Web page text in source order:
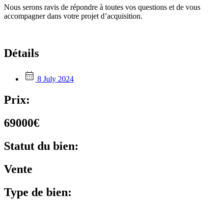
Nous serons ravis de répondre à toutes vos questions et de vous
accompagner dans votre projet d’acquisition.
Détails
8 July 2024
Prix:
69000€
Statut du bien:
Vente
Type de bien: